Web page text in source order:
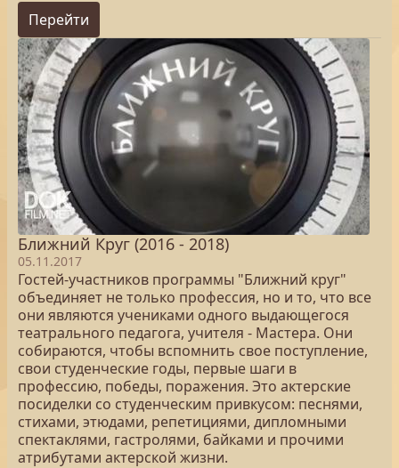
Перейти
Ближний Круг (2016 - 2018)
05.11.2017
Гостей-участников программы "Ближний круг"
объединяет не только профессия, но и то, что все
они являются учениками одного выдающегося
театрального педагога, учителя - Мастера. Они
собираются, чтобы вспомнить свое поступление,
свои студенческие годы, первые шаги в
профессию, победы, поражения. Это актерские
посиделки со студенческим привкусом: песнями,
стихами, этюдами, репетициями, дипломными
спектаклями, гастролями, байками и прочими
атрибутами актерской жизни.